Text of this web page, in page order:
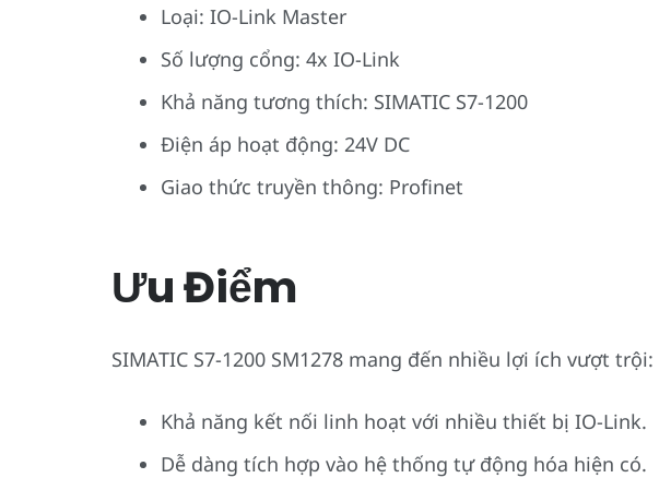
Loại: IO-Link Master
Số lượng cổng: 4x IO-Link
Khả năng tương thích: SIMATIC S7-1200
Điện áp hoạt động: 24V DC
Giao thức truyền thông: Profinet
Ưu Điểm
SIMATIC S7-1200 SM1278 mang đến nhiều lợi ích vượt trội:
Khả năng kết nối linh hoạt với nhiều thiết bị IO-Link.
Dễ dàng tích hợp vào hệ thống tự động hóa hiện có.